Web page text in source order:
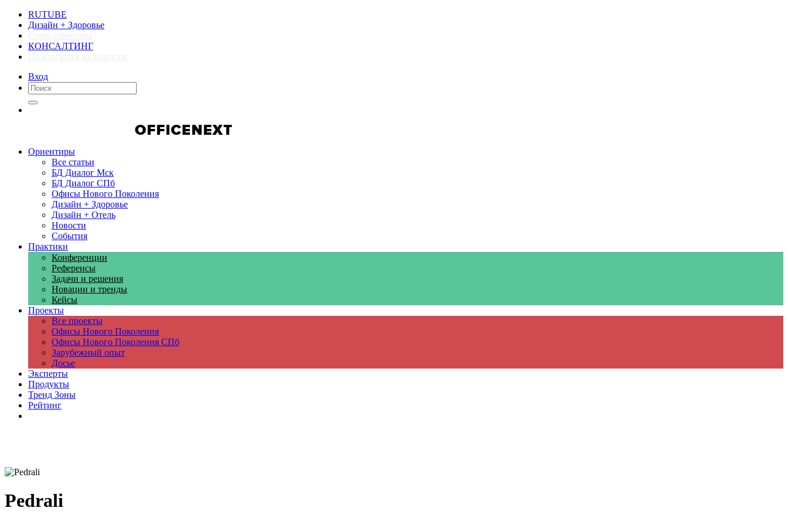
RUTUBE
Дизайн + Здоровье
КОНСАЛТИНГ
Вход
Ориентиры
Все статьи
БД Диалог Мск
БД Диалог СПб
Офисы Нового Поколения
Дизайн + Здоровье
Дизайн + Отель
Новости
События
Практики
Конференции
Референсы
Задачи и решения
Новации и тренды
Кейсы
Проекты
Все проекты
Офисы Нового Поколения
Офисы Нового Поколения СПб
Зарубежный опыт
Досье
Эксперты
Продукты
Тренд Зоны
Рейтинг
Pedrali